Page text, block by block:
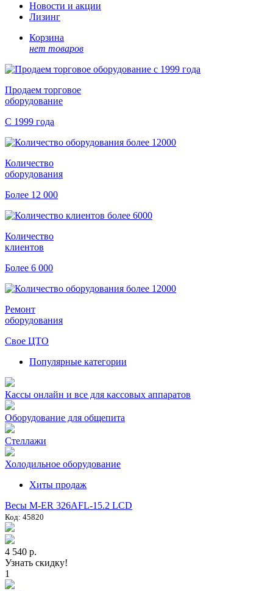
Новости и акции
Лизинг
Корзина
нет товаров
Продаем торговое
оборудование
С 1999 года
Количество
оборудования
Более 12 000
Количество
клиентов
Более 6 000
Ремонт
оборудования
Свое ЦТО
Популярные категории
Кассы онлайн и все для кассовых аппаратов
Оборудование для общепита
Стеллажи
Холодильное оборудование
Хиты продаж
Весы M-ER 326AFL-15.2 LCD
Код: 45820
4 540 р.
Узнать скидку!
1